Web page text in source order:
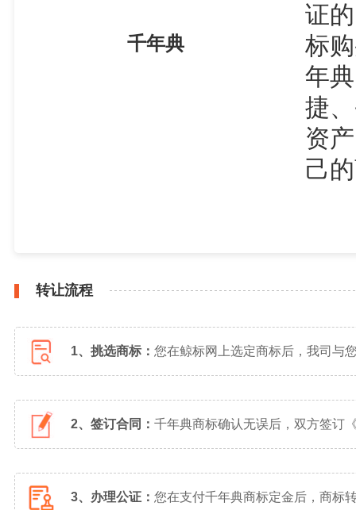
千年典
证
标
年
捷
资
己
转让流程
1、挑选商标： 您在鲸标网上选定商标后，我司与
2、签订合同： 千年典商标确认无误后，双方签订
3、办理公证： 您在支付千年典商标定金后，商标